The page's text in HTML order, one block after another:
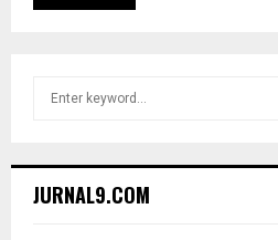
h
JURNAL9.COM